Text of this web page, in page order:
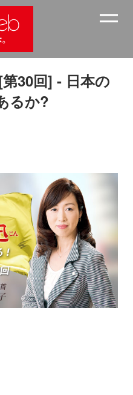
30回] - 日本の
るか?